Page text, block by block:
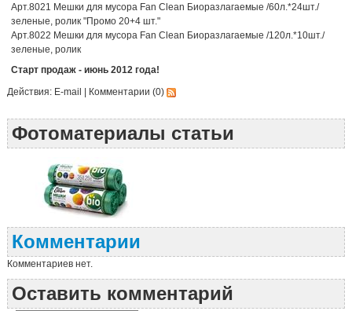
Арт.8021 Мешки для мусора Fan Clean Биоразлагаемые /60л.*24шт./
зеленые, ролик "Промо 20+4 шт."
Арт.8022 Мешки для мусора Fan Clean Биоразлагаемые /120л.*10шт./
зеленые, ролик
Старт продаж - июнь 2012 года!
Действия: E-mail | Комментарии (0)
Фотоматериалы статьи
Комментарии
Комментариев нет.
Оставить комментарий